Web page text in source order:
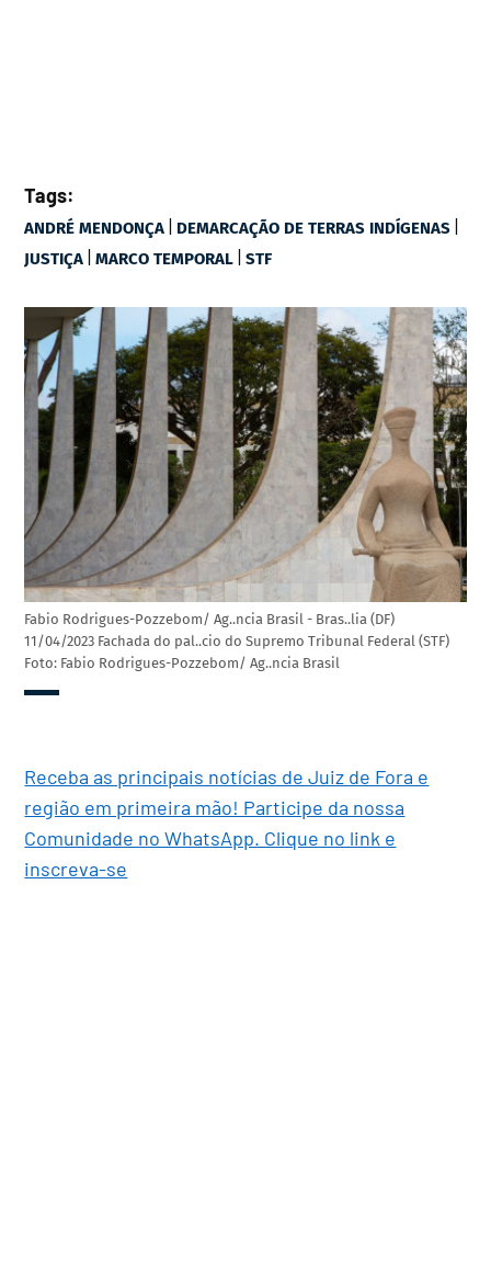
Tags:
ANDRÉ MENDONÇA | DEMARCAÇÃO DE TERRAS INDÍGENAS |
JUSTIÇA |MARCO TEMPORAL |STF
Fabio Rodrigues-Pozzebom/ Ag..ncia Brasil - Bras..lia (DF)
11/04/2023 Fachada do pal..cio do Supremo Tribunal Federal (STF)
Foto: Fabio Rodrigues-Pozzebom/ Ag..ncia Brasil
Receba as principais notícias de Juiz de Fora e
região em primeira mão! Participe da nossa
Comunidade no WhatsApp. Clique no link e
inscreva-se